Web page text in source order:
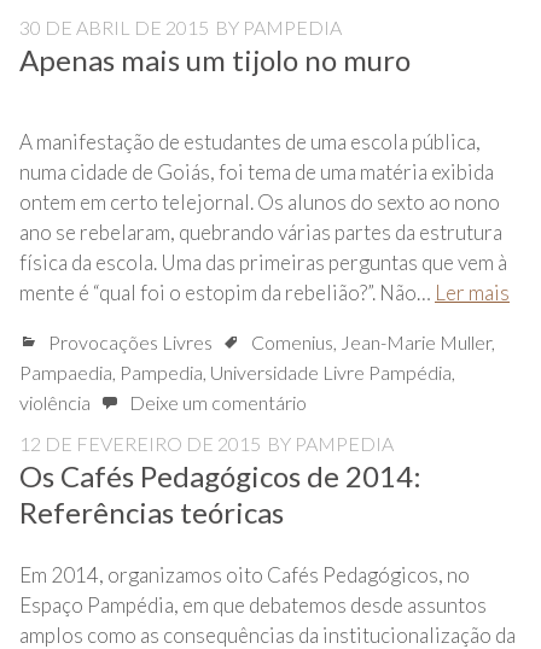
30 DE ABRIL DE 2015 BY PAMPEDIA
Apenas mais um tijolo no muro
A manifestação de estudantes de uma escola pública,
numa cidade de Goiás, foi tema de uma matéria exibida
ontem em certo telejornal. Os alunos do sexto ao nono
ano se rebelaram, quebrando várias partes da estrutura
física da escola. Uma das primeiras perguntas que vem à
mente é “qual foi o estopim da rebelião?”. Não… Ler mais
Provocações Livres Comenius, Jean-Marie Muller,
Pampaedia, Pampedia, Universidade Livre Pampédia,
violência
Deixe um comentário
12 DE FEVEREIRO DE 2015 BY PAMPEDIA
Os Cafés Pedagógicos de 2014:
Referências teóricas
Em 2014, organizamos oito Cafés Pedagógicos, no
Espaço Pampédia, em que debatemos desde assuntos
amplos como as consequências da institucionalização da